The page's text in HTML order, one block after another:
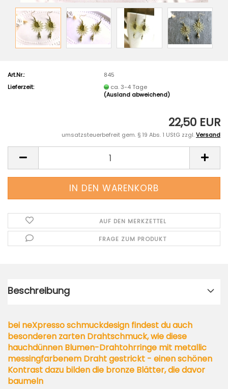
Art.Nr.:
845
Lieferzeit:
ca. 3-4 Tage
(Ausland abweichend)
22,50 EUR
umsatzsteuerbefreit gem. § 19 Abs. 1 UStG zzgl.Versand
AUF DEN MERKZETTEL
FRAGE ZUM PRODUKT
Beschreibung
bei neXpresso schmuckdesign findest du auch
besonderen zarten Drahtschmuck, wie diese
hauchdünnen Blumen-Drahtohrringe mit metallic
messingfarbenem Draht gestrickt - einen schönen
Kontrast dazu bilden die bronze Blätter, die davor
baumeln